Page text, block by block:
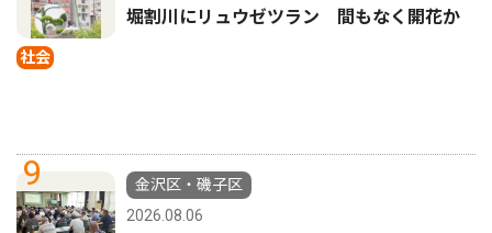
社会
堀割川にリュウゼツラン 間もなく開花か
9
金沢区・磯子区
2026.08.06